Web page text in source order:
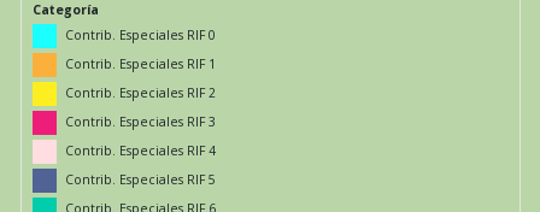
Categoría
Contrib. Especiales RIF 0
Contrib. Especiales RIF 1
Contrib. Especiales RIF 2
Contrib. Especiales RIF 3
Contrib. Especiales RIF 4
Contrib. Especiales RIF 5
Contrib. Especiales RIF 6